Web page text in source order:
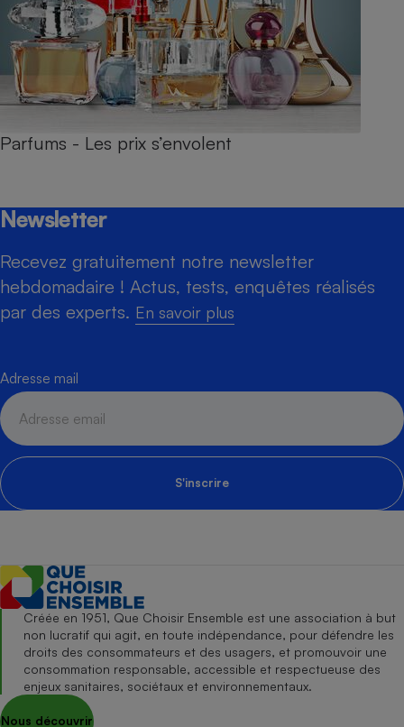
Parfums - Les prix s’envolent
Newsletter
Recevez gratuitement notre newsletter
hebdomadaire ! Actus, tests, enquêtes réalisés
par des experts. En savoir plus
Adresse mail
S'inscrire
Créée en 1951, Que Choisir Ensemble est une association à but
non lucratif qui agit, en toute indépendance, pour défendre les
droits des consommateurs et des usagers, et promouvoir une
consommation responsable, accessible et respectueuse des
enjeux sanitaires, sociétaux et environnementaux.
Nous découvrir